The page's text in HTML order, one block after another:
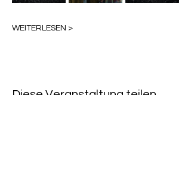
WEITERLESEN >
Diese Veranstaltung teilen